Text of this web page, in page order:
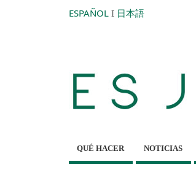
ESPAÑOL I 日本語
QUÉ HACER NOTICIAS